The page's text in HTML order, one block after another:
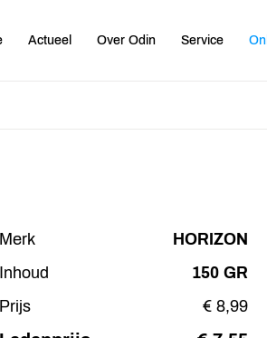
Actueel Over Odin Service
Merk
HORIZON
Inhoud
150 GR
Prijs
€ 8,99